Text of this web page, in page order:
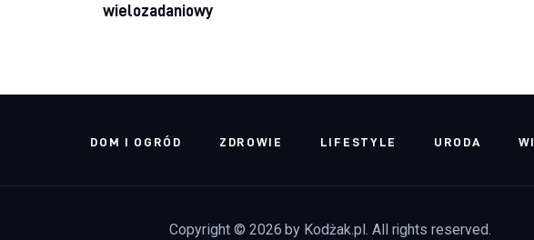
wielozadaniowy
DOM I OGRÓD ZDROWIE LIFESTYLE URODA
Copyright © 2026 by Kodżak.pl. All rights reserved.